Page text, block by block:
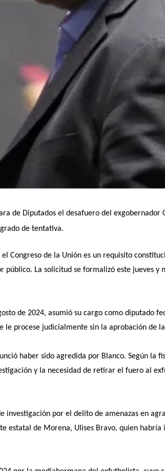
de Diputados el desafuero del exgobernador
de tentativa.
Congreso de la Unión es un requisito
La solicitud se formalizó este jueves y
de 2024, asumió su cargo como diputado
procese judicialmente sin la aprobación de
haber sido agredida por Blanco. Según la
y la necesidad de retirar el fuero al
por el delito de amenazas en
estatal de Morena, Ulises Bravo, quien